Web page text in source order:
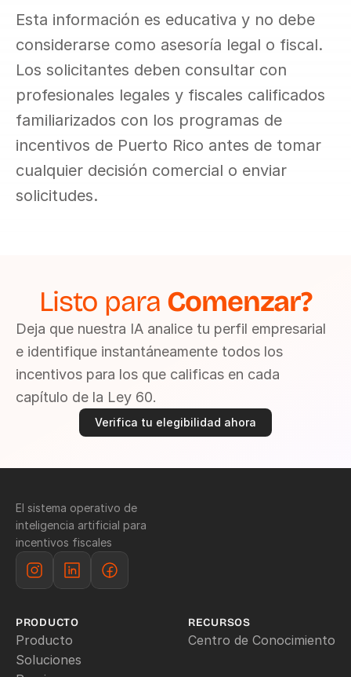
Esta información es educativa y no debe
considerarse como asesoría legal o fiscal.
Los solicitantes deben consultar con
profesionales legales y fiscales calificados
familiarizados con los programas de
incentivos de Puerto Rico antes de tomar
cualquier decisión comercial o enviar
solicitudes.
Listo para Comenzar?
Deja que nuestra IA analice tu perfil empresarial
e identifique instantáneamente todos los
incentivos para los que calificas en cada
capítulo de la Ley 60.
Verifica tu elegibilidad ahora
El sistema operativo de
inteligencia artificial para
incentivos fiscales
PRODUCTO
Producto
Soluciones
RECURSOS
Centro de Conocimiento